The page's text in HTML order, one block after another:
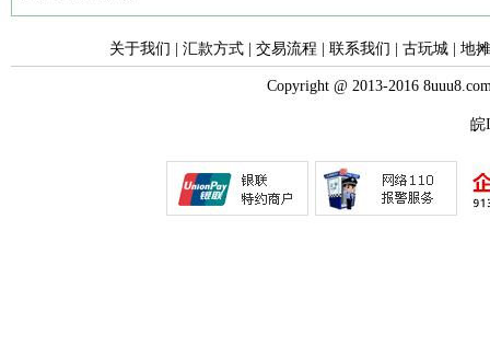
关于我们 |汇款方式 |交易流程 |联系我们 |古玩城 |地
Copyright @ 2013-2016
皖